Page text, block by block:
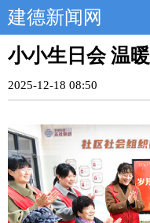
建德新闻网
小小生日会 温暖
2025-12-18 08:50